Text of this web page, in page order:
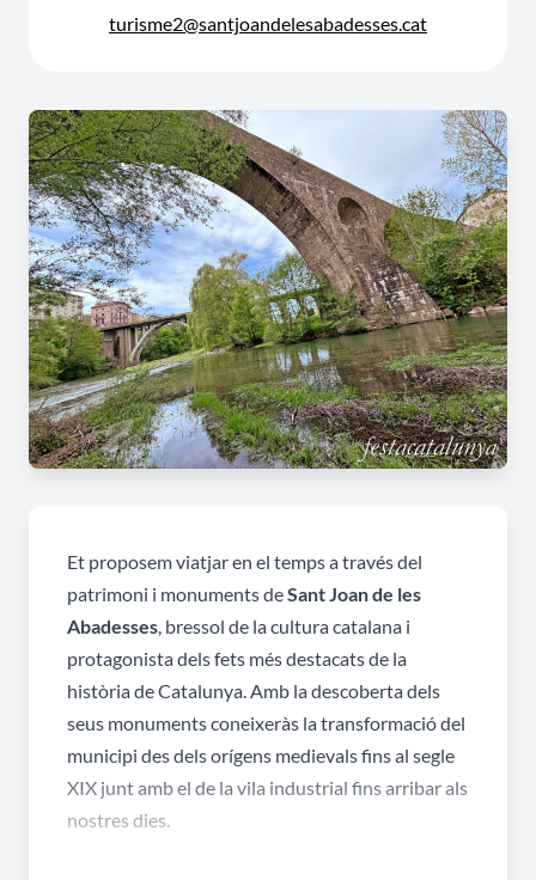
turisme2@santjoandelesabadesses.cat
Et proposem viatjar en el temps a través del
patrimoni i monuments deSant Joan de les
Abadesses, bressol de la cultura catalana i
protagonista dels fets més destacats de la
història de Catalunya. Amb la descoberta dels
seus monuments coneixeràs la transformació del
municipi des dels orígens medievals fins al segle
XIX junt amb el de la vila industrial fins arribar als
nostres dies.